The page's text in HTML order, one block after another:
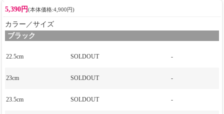
5,390円(本体価格:4,900円)
カラー／サイズ
ブラック
22.5cm SOLDOUT -
23cm SOLDOUT -
23.5cm SOLDOUT -